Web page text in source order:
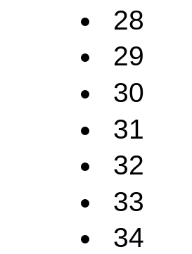
28
29
30
31
32
33
34